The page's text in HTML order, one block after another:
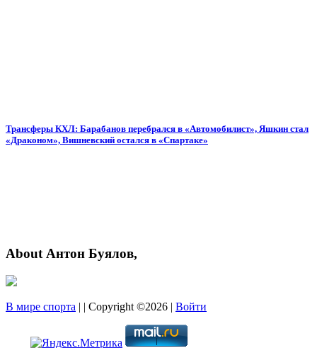
Трансферы КХЛ: Барабанов перебрался в «Автомобилист», Яшкин стал
«Драконом», Вишневский остался в «Спартаке»
About Антон Буялов,
В мире спорта | | Copyright ©2026 | Войти